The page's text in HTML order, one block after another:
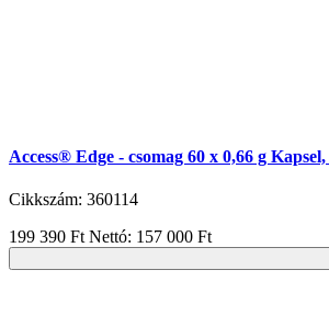
Access® Edge - csomag 60 x 0,66 g
Cikkszám: 360114
199 390 Ft Nettó: 157 000 Ft